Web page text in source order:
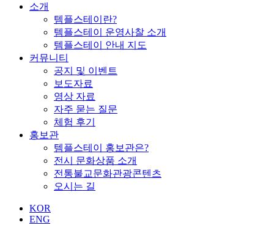
소개
템플스테이란?
템플스테이 운영사찰 소개
템플스테이 안내 지도
커뮤니티
공지 및 이벤트
보도자료
영상 자료
자주 묻는 질문
체험 후기
홍보관
템플스테이 홍보관은?
전시 문화상품 소개
전통불교문화관광콘텐츠
오시는 길
KOR
ENG